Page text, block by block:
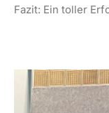
Fazit: Ein toller